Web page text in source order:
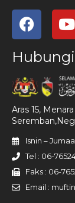
Aras 15,
Isnin –
Tel : 06-
Faks : 06-
Email :